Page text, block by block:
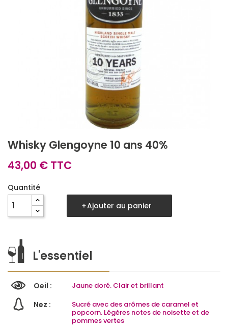
Whisky Glengoyne 10 ans 40%
43,00 € TTC
Quantité
Ajouter au panier
L'essentiel
Oeil : Jaune doré. Clair et brillant
Nez :
Sucré avec des arômes de caramel et
popcorn. Légères notes de noisette et de
pommes vertes